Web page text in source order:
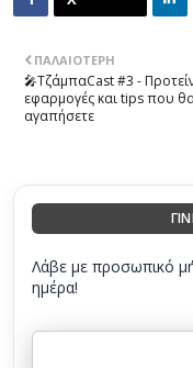
ΠΑΛΑΙΌΤΕΡΗ
🎤ΤζάμπαCast #3 -
εφαρμογές και tips που
αγαπήσετε
Λάβε με προσωπικό
ημέρα!